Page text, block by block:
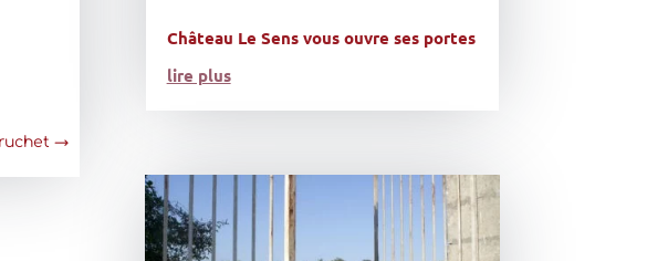
→
Château Le Sens vous ouvre ses portes
lire plus